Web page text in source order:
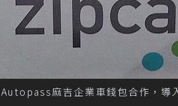
麻吉企業車錢包合作，導